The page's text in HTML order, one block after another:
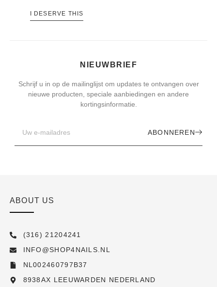
I DESERVE THIS
NIEUWBRIEF
Schrijf u in op de mailinglijst om updates te ontvangen over
nieuwe producten, speciale aanbiedingen en andere
kortingsinformatie.
ABONNEREN
ABOUT US
(316) 21204241
INFO@SHOP4NAILS.NL
NL002460797B37
8938AX LEEUWARDEN NEDERLAND